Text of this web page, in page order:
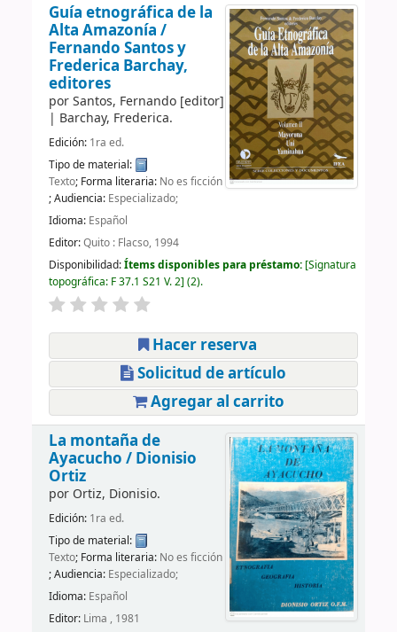
Guía etnográfica de la
Alta Amazonía /
Fernando Santos y
Frederica Barchay,
editores
porSantos, Fernando[editor]
| Barchay, Frederica.
Edición: 1ra ed.
Tipo de material:
Texto; Forma literaria: No es ficción
; Audiencia: Especializado;
Idioma: Español
Editor:Quito : Flacso, 1994
Disponibilidad:Ítems disponibles para préstamo: Signatura
topográfica: F 37.1 S21 V. 2 (2).
Hacer reserva
Solicitud de artículo
Agregar al carrito
La montaña de
Ayacucho / Dionisio
Ortiz
por Ortiz, Dionisio.
Edición: 1ra ed.
Tipo de material:
Texto; Forma literaria: No es ficción
; Audiencia: Especializado;
Idioma: Español
Editor: Lima , 1981